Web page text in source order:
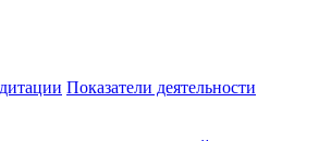
Показатели деятельности